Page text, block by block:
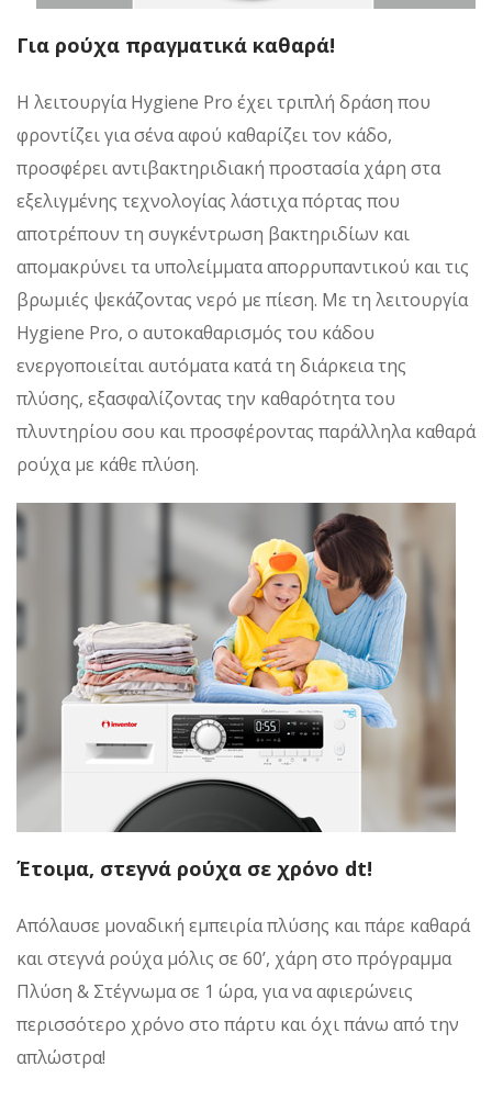
Για ρούχα πραγματικά καθαρά!
Η λειτουργία Hygiene Pro έχει τριπλή δράση που
φροντίζει για σένα αφού καθαρίζει τον κάδο,
προσφέρει αντιβακτηριδιακή προστασία χάρη στα
εξελιγμένης τεχνολογίας λάστιχα πόρτας που
αποτρέπουν τη συγκέντρωση βακτηριδίων και
απομακρύνει τα υπολείμματα απορρυπαντικού και τις
βρωμιές ψεκάζοντας νερό με πίεση. Με τη λειτουργία
Hygiene Pro, ο αυτοκαθαρισμός του κάδου
ενεργοποιείται αυτόματα κατά τη διάρκεια της
πλύσης, εξασφαλίζοντας την καθαρότητα του
πλυντηρίου σου και προσφέροντας παράλληλα καθαρά
ρούχα με κάθε πλύση.
Έτοιμα, στεγνά ρούχα σε χρόνο dt!
Απόλαυσε μοναδική εμπειρία πλύσης και πάρε καθαρά
και στεγνά ρούχα μόλις σε 60’, χάρη στο πρόγραμμα
Πλύση & Στέγνωμα σε 1 ώρα, για να αφιερώνεις
περισσότερο χρόνο στο πάρτυ και όχι πάνω από την
απλώστρα!